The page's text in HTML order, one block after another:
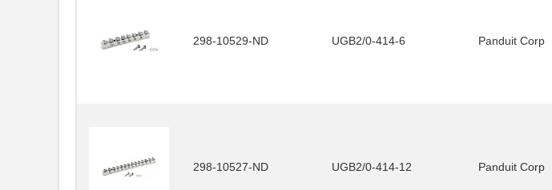
298-10529-ND UGB2/0-414-6 Panduit Corp
298-10527-ND UGB2/0-414-12 Panduit Corp